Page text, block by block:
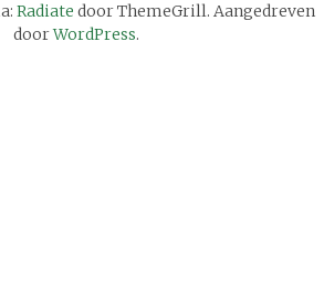
Radiate door ThemeGrill. Aangedreven
doorWordPress.